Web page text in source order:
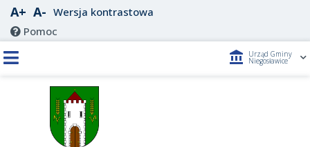
A+ A- Wersja kontrastowa
Pomoc
account_balance Urząd Gminy
Niegosławice